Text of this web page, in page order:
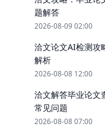
题解答
2026-08-09 02:00
洽文论文AI检测攻
解析
2026-08-08 12:00
洽文解答毕业论文
常见问题
2026-08-08 07:00